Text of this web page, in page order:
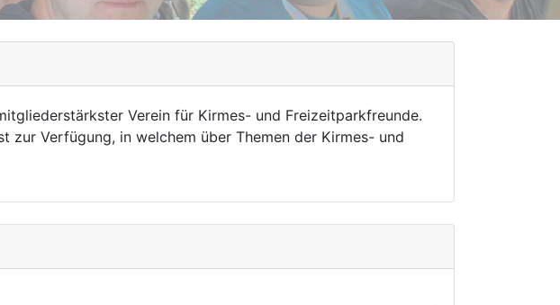
Verein für Kirmes- und Freizeitparkfreunde.
zur Verfügung, in welchem über Themen der Kirmes- und